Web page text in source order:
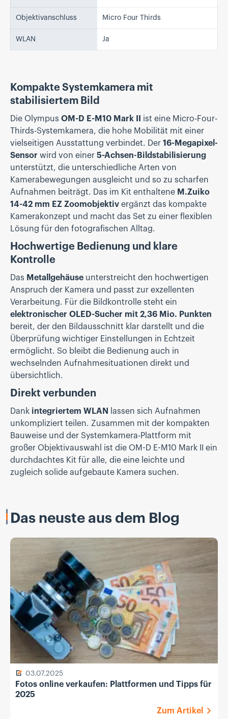
Objektivanschluss Micro Four Thirds
WLAN Ja
Kompakte Systemkamera mit
stabilisiertem Bild
Die Olympus OM-D E-M10 Mark II
ist eine Micro-Four-
Thirds-Systemkamera, die hohe Mobilität mit einer
vielseitigen Ausstattung verbindet. Der 16-Megapixel-
Sensor wird von einer 5-Achsen-Bildstabilisierung
unterstützt, die unterschiedliche Arten von
Kamerabewegungen ausgleicht und so zu scharfen
Aufnahmen beiträgt. Das im Kit enthaltene M.Zuiko
14-42 mm EZ Zoomobjektiv ergänzt das kompakte
Kamerakonzept und macht das Set zu einer flexiblen
Lösung für den fotografischen Alltag.
Hochwertige Bedienung und klare
Kontrolle
Das Metallgehäuse unterstreicht den hochwertigen
Anspruch der Kamera und passt zur exzellenten
Verarbeitung. Für die Bildkontrolle steht ein
elektronischer OLED-Sucher mit 2,36 Mio. Punkten
bereit, der den Bildausschnitt klar darstellt und die
Überprüfung wichtiger Einstellungen in Echtzeit
ermöglicht. So bleibt die Bedienung auch in
wechselnden Aufnahmesituationen direkt und
übersichtlich.
Direkt verbunden
Dank integriertem WLAN
lassen sich Aufnahmen
unkompliziert teilen. Zusammen mit der kompakten
Bauweise und der Systemkamera-Plattform mit
großer Objektivauswahl ist die OM-D E-M10 Mark II ein
durchdachtes Kit für alle, die eine leichte und
zugleich solide aufgebaute Kamera suchen.
Das neuste aus dem Blog
03.07.2025
Fotos online verkaufen: Plattformen und Tipps für
2025
Zum Artikel